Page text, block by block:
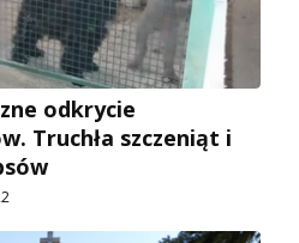
odkrycie
Truchła szczeniąt i